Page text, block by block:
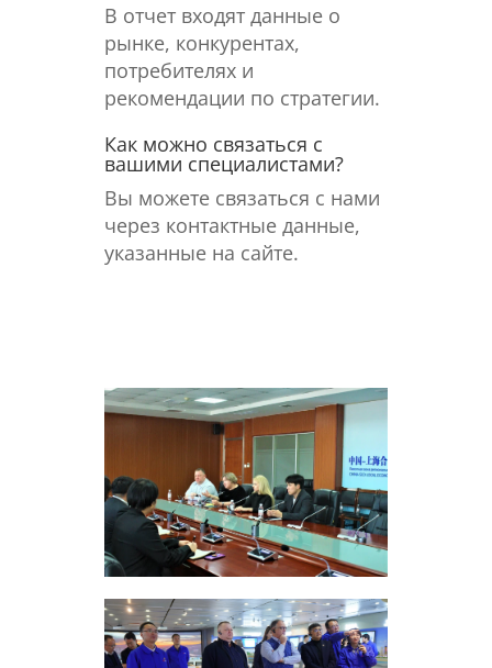
В отчет входят данные о
рынке, конкурентах,
потребителях и
рекомендации по стратегии.
Как можно связаться с
вашими специалистами?
Вы можете связаться с нами
через контактные данные,
указанные на сайте.